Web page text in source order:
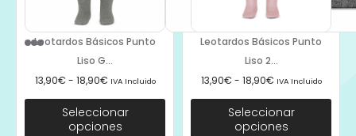
Leotardos Básicos Punto
Liso G...
13,90€ - 18,90€ IVA Incluido
Seleccionar
opciones
Leotardos Básicos Punto
Liso 2...
13,90€ - 18,90€ IVA Incluido
Seleccionar
opciones